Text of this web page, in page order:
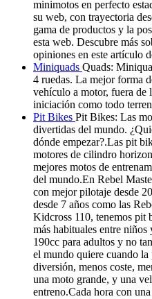
minimotos en perfecto
su web, con trayectoria
gama de productos y la
esta web. Descubre más
opiniones en este artículo
Miniquads Quads:
4 ruedas. La mejor forma
vehículo a motor, fuera de
iniciación como todo
Pit Bikes Pit Bikes: Las
divertidas del mundo.
dónde empezar?.Las pit
motores de cilindro
mejores motos de
del mundo.En Rebel
con mejor pilotaje desde
desde 7 años como las
Kidcross 110, tenemos pit
más habituales entre niños
190cc para adultos y no
el mundo quiere cuando
diversión, menos coste,
una moto grande, y una
entreno.Cada hora con